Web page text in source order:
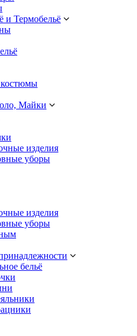
и Термобельё
Майки
изделия
уборы
изделия
уборы
бельё